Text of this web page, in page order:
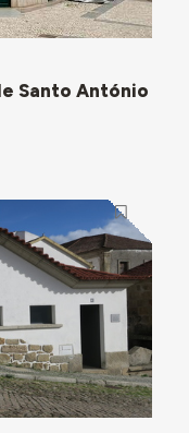
Santo António